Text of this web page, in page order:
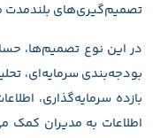
تصمیم‌گیری‌های
در این نوع تصمیم‌ها،
بودجه‌بندی سرمایه‌ای،
بازده سرمایه‌گذاری،
اطلاعات به مدیران کمک